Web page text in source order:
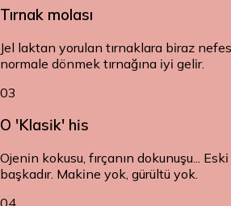
Tırnak molası
Jel laktan yorulan tırnaklara biraz nefes
normale dönmek tırnağına iyi gelir.
03
O 'Klasik' his
Ojenin kokusu, fırçanın dokunuşu...
başkadır. Makine yok, gürültü yok.
04